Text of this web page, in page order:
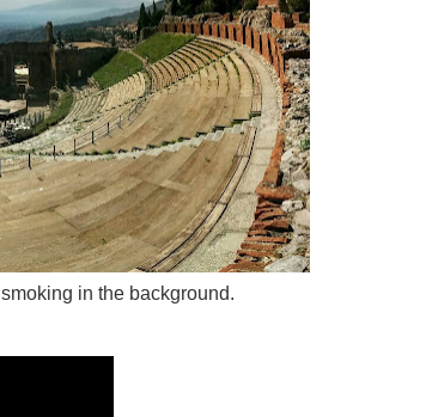
smoking in the background.